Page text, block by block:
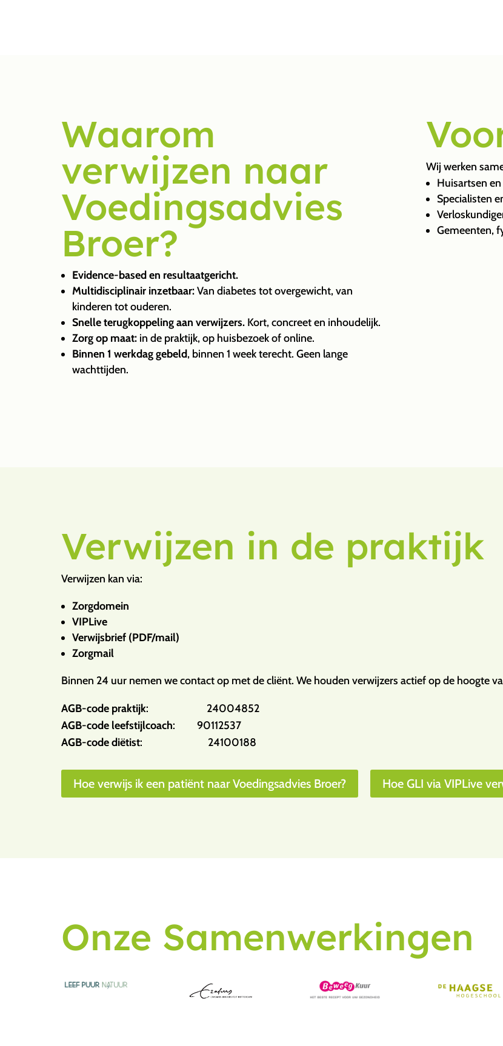
Waarom
verwijzen naar
Voedingsadvies
Broer?
Evidence-based en resultaatgericht.
Multidisciplinair inzetbaar:Van diabetes tot overgewicht, van
kinderen tot ouderen.
Snelle terugkoppeling aan verwijzers.Kort, concreet en inhoudelijk.
Zorg op maat:in de praktijk, op huisbezoek of online.
Binnen 1 werkdag gebeld, binnen 1 week terecht. Geen lange
wachttijden.
Wij werken
Huisartsen
Specialisten
Gemeenten,
Verwijzen in de praktijk
Verwijzen kan via:
Zorgdomein
VIPLive
Verwijsbrief (PDF/mail)
Zorgmail
Binnen 24 uur nemen we contact op met de cliënt. We houden verwijzers actief op de hoogte
AGB-code praktijk: 24004852
AGB-code leefstijlcoach: 90112537
AGB-code diëtist: 24100188
Hoe verwijs ik een patiënt naar Voedingsadvies Broer? Hoe GLI via VIPLive
Onze Samenwerkingen